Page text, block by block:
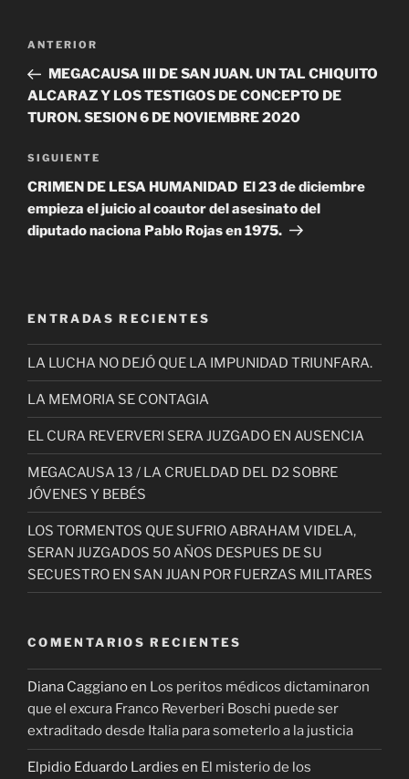
Navegación
entradas
Entrada
anterior
ANTERIOR
MEGACAUSA III DE SAN JUAN. UN TAL CHIQUITO
ALCARAZ Y LOS TESTIGOS DE CONCEPTO DE
TURON. SESION 6 DE NOVIEMBRE 2020
Siguiente
entrada
SIGUIENTE
CRIMEN DE LESA HUMANIDAD El 23 de diciembre
empieza el juicio al coautor del asesinato del
diputado naciona Pablo Rojas en 1975.
ENTRADAS RECIENTES
LA LUCHA NO DEJÓ QUE LA IMPUNIDAD TRIUNFARA.
LA MEMORIA SE CONTAGIA
EL CURA REVERVERI SERA JUZGADO EN AUSENCIA
MEGACAUSA 13 / LA CRUELDAD DEL D2 SOBRE
JÓVENES Y BEBÉS
LOS TORMENTOS QUE SUFRIO ABRAHAM VIDELA,
SERAN JUZGADOS 50 AÑOS DESPUES DE SU
SECUESTRO EN SAN JUAN POR FUERZAS MILITARES
COMENTARIOS RECIENTES
Diana Caggianoen Los peritos médicos dictaminaron
que el excura Franco Reverberi Boschi puede ser
extraditado desde Italia para someterlo a la justicia
Elpidio Eduardo Lardies en El misterio de los